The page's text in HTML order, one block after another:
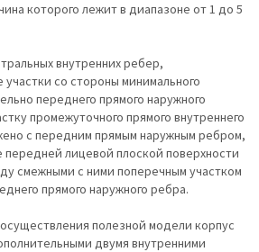
которого лежит в диапазоне от 1 до 5
внутренних ребер,
со стороны минимального
переднего прямого наружного
промежуточного прямого внутреннего
с передним прямым наружным ребром,
передней лицевой плоской поверхности
смежными с ними поперечным участком
прямого наружного ребра.
полезной модели корпус
двумя внутренними